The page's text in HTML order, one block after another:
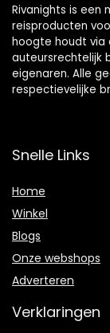
Rivanights is een
reisproducten
hoogte houdt via
auteursrechtelijk
eigenaren. Alle
respectievelijke
Snelle Links
Home
Winkel
Blogs
Onze webshops
Adverteren
Verklaringen